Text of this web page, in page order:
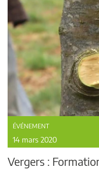
ÉVÉNEMENT
14 mars 2020
Vergers :